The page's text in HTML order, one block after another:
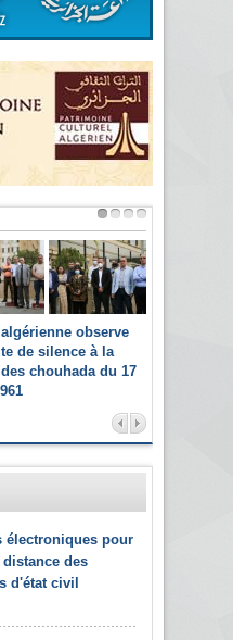
observe
de silence à la
chouhada du 17
électroniques pour
distance des
d'état civil